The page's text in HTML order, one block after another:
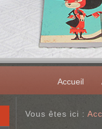
Accueil
Vous êtes ici :